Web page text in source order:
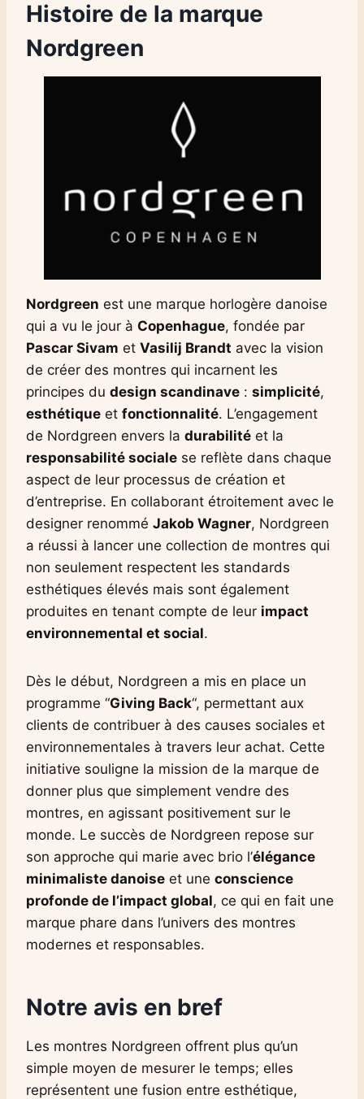
Histoire de la marque
Nordgreen
Nordgreen est une marque horlogère danoise
qui a vu le jour à Copenhague, fondée par
Pascar Sivam et Vasilij Brandt avec la vision
de créer des montres qui incarnent les
principes du design scandinave : simplicité,
esthétique et fonctionnalité. L’engagement
de Nordgreen envers la durabilité et la
responsabilité sociale se reflète dans chaque
aspect de leur processus de création et
d’entreprise. En collaborant étroitement avec le
designer renommé Jakob Wagner, Nordgreen
a réussi à lancer une collection de montres qui
non seulement respectent les standards
esthétiques élevés mais sont également
produites en tenant compte de leur impact
environnemental et social.
Dès le début, Nordgreen a mis en place un
programme “Giving Back“, permettant aux
clients de contribuer à des causes sociales et
environnementales à travers leur achat. Cette
initiative souligne la mission de la marque de
donner plus que simplement vendre des
montres, en agissant positivement sur le
monde. Le succès de Nordgreen repose sur
son approche qui marie avec brio l’élégance
minimaliste danoise et une conscience
profonde de l’impact global, ce qui en fait une
marque phare dans l’univers des montres
modernes et responsables.
Notre avis en bref
Les montres Nordgreen offrent plus qu’un
simple moyen de mesurer le temps; elles
représentent une fusion entre esthétique,